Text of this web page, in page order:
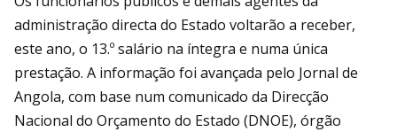
administração directa do Estado voltarão a receber,
este ano, o 13.º salário na íntegra e numa única
prestação. A informação foi avançada pelo Jornal de
Angola, com base num comunicado da Direcção
Nacional do Orçamento do Estado (DNOE), órgão